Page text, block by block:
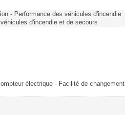
- Performance des véhicules d'incendie
d'incendie et de secours
électrique - Facilité de changement